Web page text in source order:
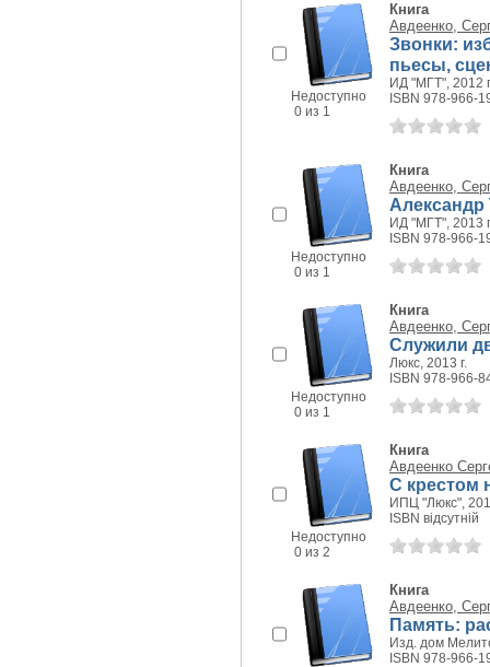
Недоступно
0 из 1
Книга
Авдеенко,
Звонки:
пьесы,
ИД "МГТ", 2012
ISBN 978-966-
Недоступно
0 из 1
Книга
Авдеенко,
ИД "МГТ", 2013
ISBN 978-966-
Недоступно
0 из 1
Книга
Авдеенко,
Служили
Люкс, 2013 г.
ISBN 978-966-
Недоступно
0 из 2
Книга
Авдеенко
С крестом
ИПЦ "Люкс",
ISBN відсутній
Книга
Авдеенко,
Память:
Изд. дом
ISBN 978-966-